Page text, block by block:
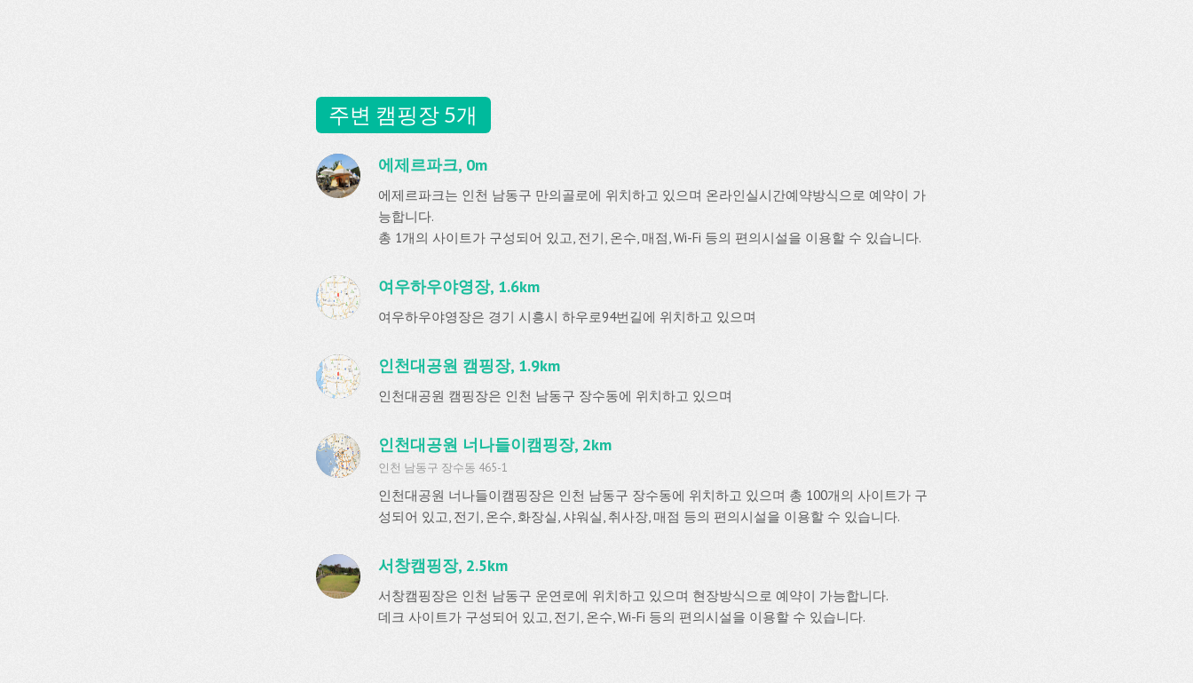
주변 캠핑장 5개
에제르파크, 0m
에제르파크는 인천 남동구 만의골로에 위치하고 있으며 온라인실시간예약방식으로 예약이 가
능합니다.
총 1개의 사이트가 구성되어 있고, 전기, 온수, 매점, Wi-Fi 등의 편의시설을 이용할 수 있습니다.
여우하우야영장, 1.6km
여우하우야영장은 경기 시흥시 하우로94번길에 위치하고 있으며
인천대공원 캠핑장, 1.9km
인천대공원 캠핑장은 인천 남동구 장수동에 위치하고 있으며
인천대공원 너나들이캠핑장, 2km
인천 남동구 장수동 465-1
인천대공원 너나들이캠핑장은 인천 남동구 장수동에 위치하고 있으며 총 100개의 사이트가 구
성되어 있고, 전기, 온수, 화장실, 샤워실, 취사장, 매점 등의 편의시설을 이용할 수 있습니다.
서창캠핑장, 2.5km
서창캠핑장은 인천 남동구 운연로에 위치하고 있으며 현장방식으로 예약이 가능합니다.
데크 사이트가 구성되어 있고, 전기, 온수, Wi-Fi 등의 편의시설을 이용할 수 있습니다.